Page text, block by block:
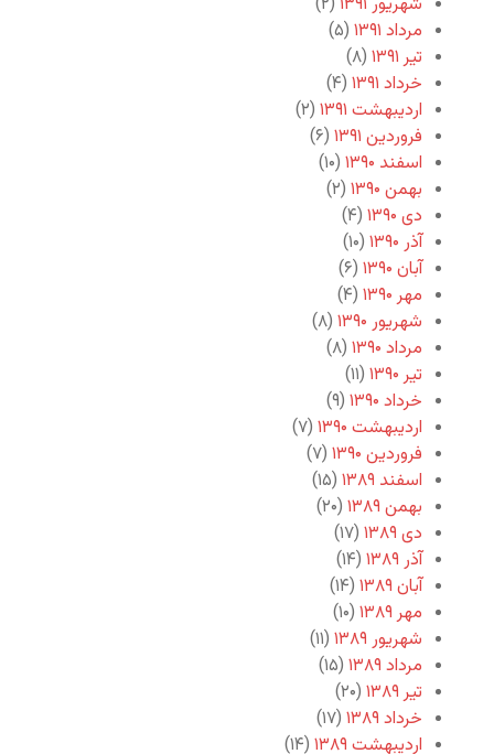
مرداد ۱۳۹۱
(۵)
تیر ۱۳۹۱
(۸)
خرداد ۱۳۹۱
(۴)
اردیبهشت ۱۳۹۱
(۲)
فروردین ۱۳۹۱
(۶)
اسفند ۱۳۹۰
(۱۰)
بهمن ۱۳۹۰
(۲)
دی ۱۳۹۰
(۴)
آذر ۱۳۹۰
(۱۰)
آبان ۱۳۹۰
(۶)
مهر ۱۳۹۰
(۴)
شهریور ۱۳۹۰
(۸)
مرداد ۱۳۹۰
(۸)
تیر ۱۳۹۰
(۱۱)
خرداد ۱۳۹۰
(۹)
اردیبهشت ۱۳۹۰
(۷)
فروردین ۱۳۹۰
(۷)
اسفند ۱۳۸۹
(۱۵)
بهمن ۱۳۸۹
(۲۰)
دی ۱۳۸۹
(۱۷)
آذر ۱۳۸۹
(۱۴)
آبان ۱۳۸۹
(۱۴)
مهر ۱۳۸۹
(۱۰)
شهریور ۱۳۸۹
(۱۱)
مرداد ۱۳۸۹
(۱۵)
تیر ۱۳۸۹
(۲۰)
خرداد ۱۳۸۹
(۱۷)
اردیبهشت ۱۳۸۹
(۱۴)